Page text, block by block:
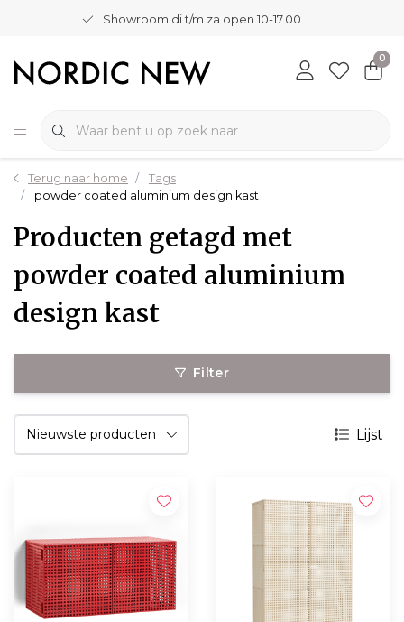
Showroom di t/m za open 10-17.00
0
Terug naar home
Tags
powder coated aluminium design kast
Producten getagd met
powder coated aluminium
design kast
Filter
Lijst